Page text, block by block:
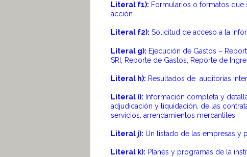
Literal f1): Formularios o formatos que
acción
Literal f2): Solicitud de acceso a la
Literal g): Ejecución de Gastos –
SRI, Reporte de Gastos, Reporte de
Literal h): Resultados de auditorías
Literal i): Información completa y
adjudicación y liquidación, de las
servicios, arrendamientos mercantiles
Literal j): Un listado de las empresas y
Literal k): Planes y programas de la